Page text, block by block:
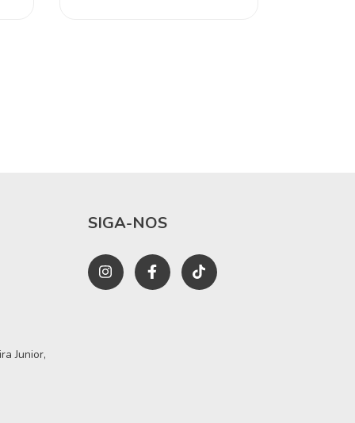
Junior,
SIGA-NOS